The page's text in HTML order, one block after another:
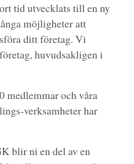
tid utvecklats till en ny
möjligheter att
ditt företag. Vi
huvudsakligen i
medlemmar och våra
verksamheter har
blir ni en del av en